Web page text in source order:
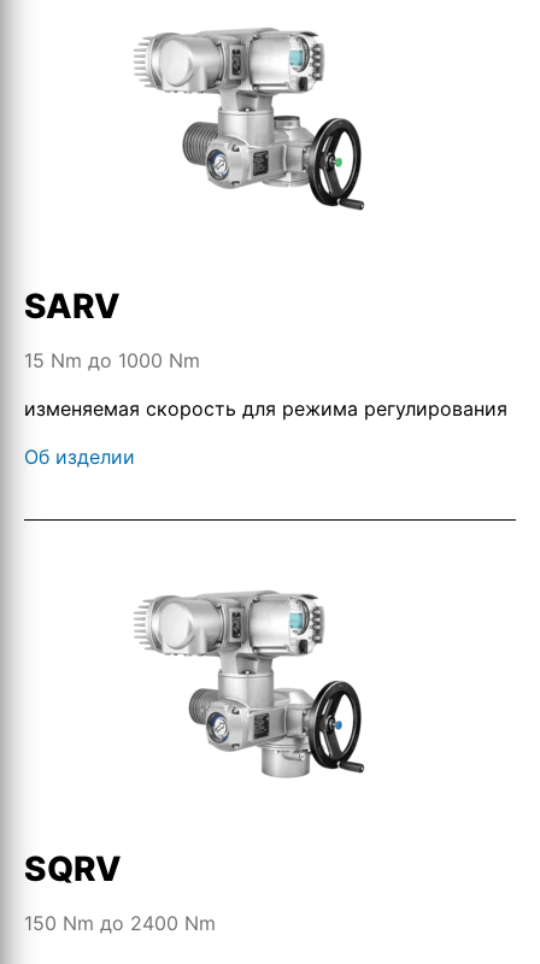
SARV
15 Nm до 1000 Nm
изменяемая скорость для режима регулирования
Об изделии
SQRV
150 Nm до 2400 Nm